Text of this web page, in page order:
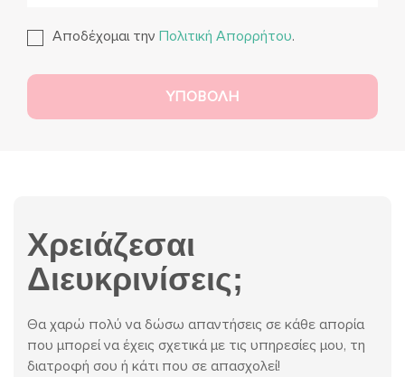
Αποδέχομαι την Πολιτική Απορρήτου.
Χρειάζεσαι
Διευκρινίσεις;
Θα χαρώ πολύ να δώσω απαντήσεις σε κάθε απορία
που μπορεί να έχεις σχετικά με τις υπηρεσίες μου, τη
διατροφή σου ή κάτι που σε απασχολεί!